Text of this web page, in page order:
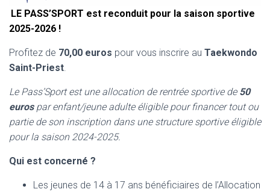
LE PASS’SPORT est reconduit pour la saison sportive
2025-2026 !
Profitez de 70,00 euros pour vous inscrire au Taekwondo
Saint-Priest.
Le Pass’Sport est une allocation de rentrée sportive de 50
eurospar enfant/jeune adulte éligible pour financer tout ou
partie de son inscription dans une structure sportive éligible
pour la saison 2024-2025.
Qui est concerné ?
Les jeunes de 14 à 17 ans bénéficiaires de l’Allocation